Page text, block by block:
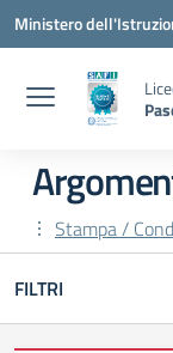
Vai ai contenuti
Vai al menu di
Vai al footer
Ministero
Stampa /
FILTRI